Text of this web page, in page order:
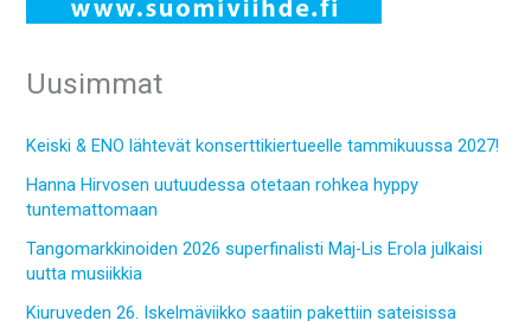
Uusimmat
Keiski & ENO lähtevät konserttikiertueelle tammikuussa 2027!
Hanna Hirvosen uutuudessa otetaan rohkea hyppy
tuntemattomaan
Tangomarkkinoiden 2026 superfinalisti Maj-Lis Erola julkaisi
uutta musiikkia
Kiuruveden 26. Iskelmäviikko saatiin pakettiin sateisissa